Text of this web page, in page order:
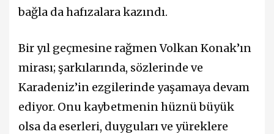
bağla da hafızalara kazındı.
Bir yıl geçmesine rağmen Volkan Konak’ın
mirası; şarkılarında, sözlerinde ve
Karadeniz’in ezgilerinde yaşamaya devam
ediyor. Onu kaybetmenin hüznü büyük
olsa da eserleri, duyguları ve yüreklere